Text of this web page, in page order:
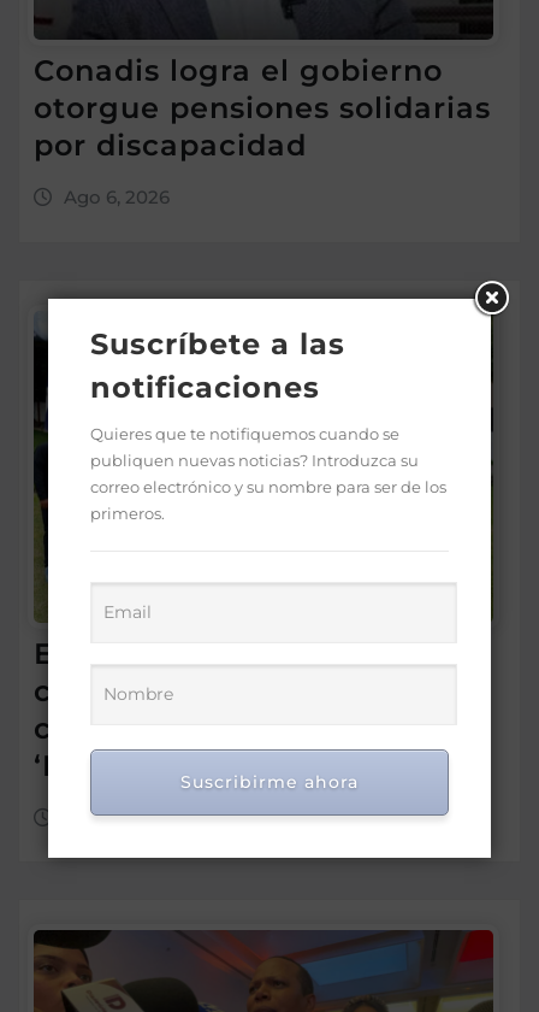
Conadis logra el gobierno
otorgue pensiones solidarias
por discapacidad
Ago 6, 2026
Embajada Dominicana y
comunidad en Chile reciben
con entusiasmo a las
‘Princesas del Caribe’
Ago 6, 2026
Suscríbete a las
notificaciones
Quieres que te notifiquemos cuando se
publiquen nuevas noticias? Introduzca su
correo electrónico y su nombre para ser de los
primeros.
Suscribirme ahora